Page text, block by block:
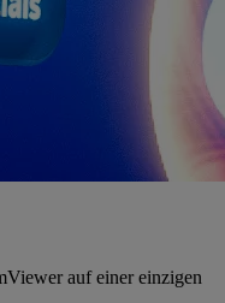
auf einer einzigen